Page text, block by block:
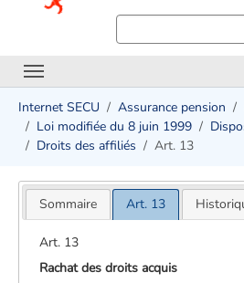
Internet SECU Assurance pension
Loi modifiée du 8 juin 1999
Droits des affiliés
Art. 13
Sommaire Art. 13
Art. 13
Rachat des droits acquis